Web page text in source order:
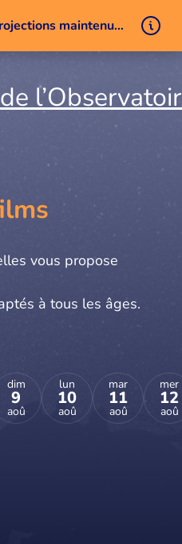
Information importante : Projections maintenues malgré un problème technique
Aller au contenu
vous propose
à tous les âges.
dim
9
aoû
lun
10
aoû
mar
11
aoû
mer
12
aoû